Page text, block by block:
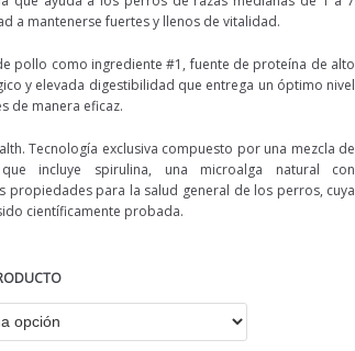
a mantenerse fuertes y llenos de vitalidad.
pollo como ingrediente #1, fuente de proteína de alto
y elevada digestibilidad que entrega un óptimo nivel
de manera eficaz.
Tecnología exclusiva compuesto por una mezcla de
que incluye spirulina, una microalga natural con
propiedades para la salud general de los perros, cuya
científicamente probada.